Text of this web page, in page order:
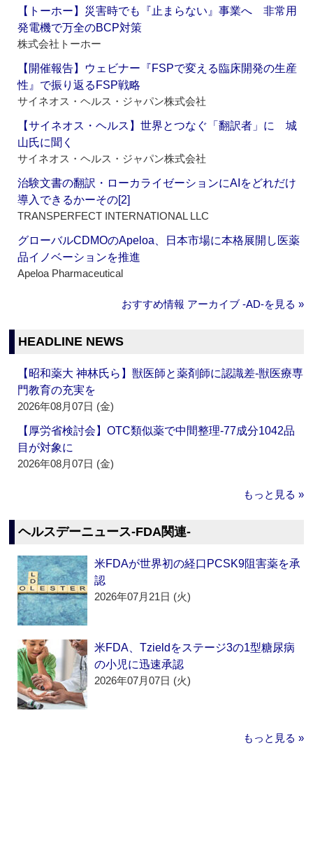
【トーホー】災害時でも『止まらない』事業へ 非常用
発電機で万全のBCP対策
株式会社トーホー
【開催報告】ウェビナー『FSPで変える臨床開発の生産
性』で振り返るFSP戦略
サイネオス・ヘルス・ジャパン株式会社
【サイネオス・ヘルス】世界とつなぐ「翻訳者」に 城
山氏に聞く
サイネオス・ヘルス・ジャパン株式会社
治験文書の翻訳・ローカライゼーションにAIをどれだけ
導入できるかーその[2]
TRANSPERFECT INTERNATIONAL LLC
グローバルCDMOのApeloa、日本市場に本格展開し医薬
品イノベーションを推進
Apeloa Pharmaceutical
おすすめ情報 アーカイブ ‐AD‐を見る »
HEADLINE NEWS
【昭和薬大 神林氏ら】獣医師と薬剤師に認識差‐獣医療専
門教育の充実を
2026年08月07日 (金)
【厚労省検討会】OTC類似薬で中間整理‐77成分1042品
目が対象に
2026年08月07日 (金)
もっと見る »
ヘルスデーニュース‐FDA関連‐
米FDAが世界初の経口PCSK9阻害薬を承
認
2026年07月21日 (火)
米FDA、Tzieldをステージ3の1型糖尿病
の小児に迅速承認
2026年07月07日 (火)
もっと見る »